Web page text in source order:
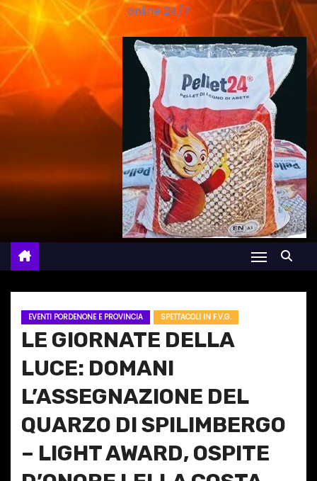
online 24/7
EVENTI PORDENONE E PROVINCIA SPETTACOLI IN F.V.G.
LE GIORNATE DELLA
LUCE: DOMANI
L’ASSEGNAZIONE DEL
QUARZO DI SPILIMBERGO
– LIGHT AWARD, OSPITE